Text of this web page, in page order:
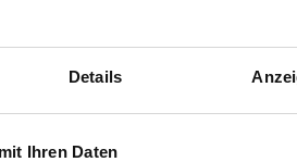
Details
Ihren Daten